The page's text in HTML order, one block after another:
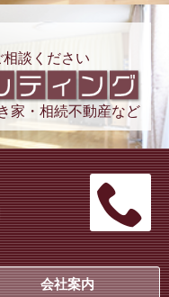
談ください
家・相続不動産など
会社案内